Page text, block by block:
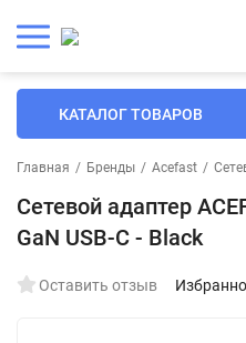
КАТАЛОГ ТОВАРОВ
Главная / Бренды / Acefast /
Сетевой адаптер
GaN USB-C - Black
Оставить отзыв